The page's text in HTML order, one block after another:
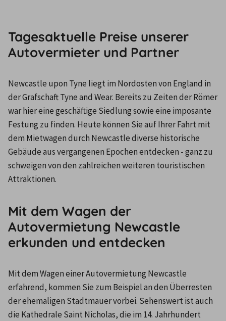
Tagesaktuelle Preise unserer
Autovermieter und Partner
Newcastle upon Tyne liegt im Nordosten von England in
der Grafschaft Tyne and Wear. Bereits zu Zeiten der Römer
war hier eine geschäftige Siedlung sowie eine imposante
Festung zu finden. Heute können Sie auf Ihrer Fahrt mit
dem Mietwagen durch Newcastle diverse historische
Gebäude aus vergangenen Epochen entdecken - ganz zu
schweigen von den zahlreichen weiteren touristischen
Attraktionen.
Mit dem Wagen der
Autovermietung Newcastle
erkunden und entdecken
Mit dem Wagen einer Autovermietung Newcastle
erfahrend, kommen Sie zum Beispiel an den Überresten
der ehemaligen Stadtmauer vorbei. Sehenswert ist auch
die Kathedrale Saint Nicholas, die im 14. Jahrhundert